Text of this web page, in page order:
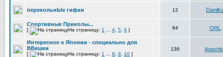
перекольнЫе гифки 12
Спортивные Приколы...
[ На страницу: 1 4 5 6 ] 84 ORL
Интересное о Японии - специально для
ВВешки
[ На страницу: 1 8 9 10 ]
136